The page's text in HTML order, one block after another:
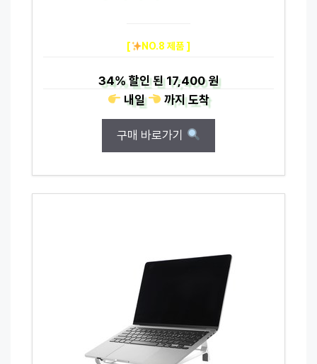
[ NO.8 제품 ]
34%할인 된17,400 원
내일
까지도착
구매 바로가기